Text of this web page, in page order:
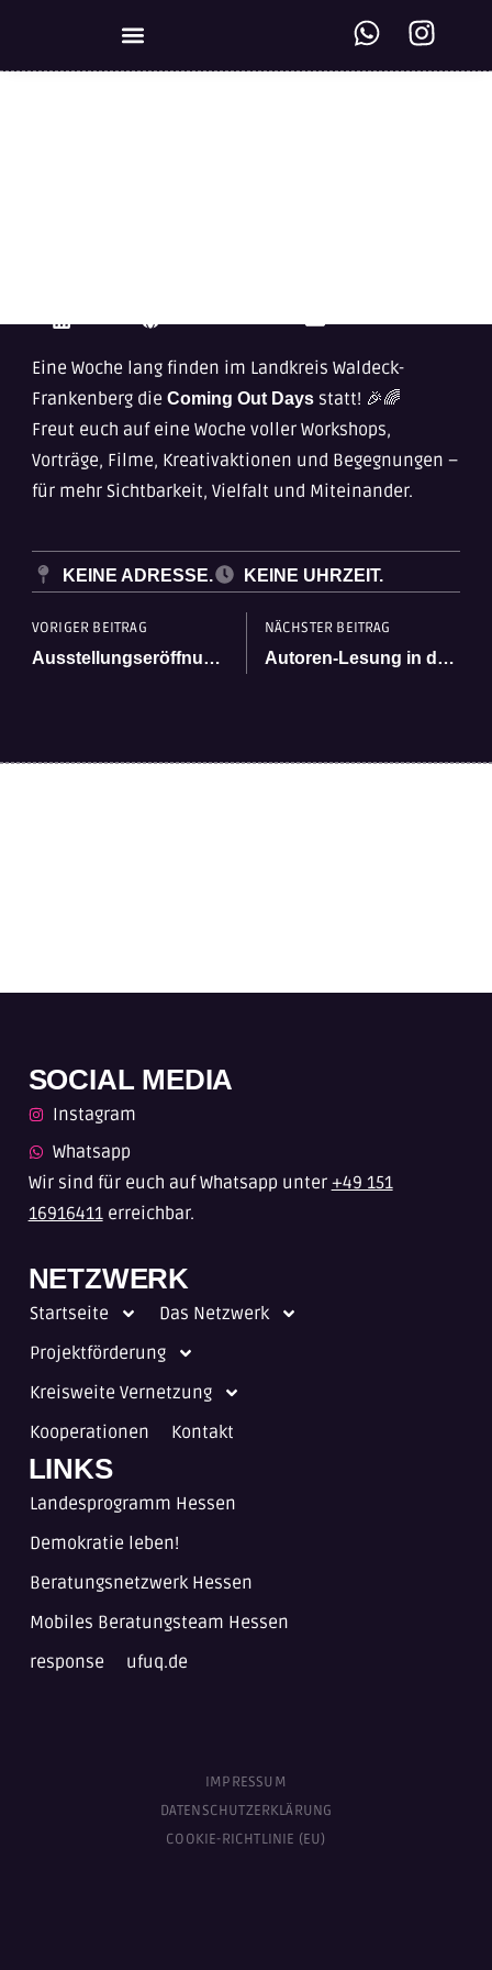
Eine Woche lang finden im Landkreis Waldeck-
Frankenberg die Coming Out Daysstatt! 🎉🌈
Freut euch auf eine Woche voller Workshops,
Vorträge, Filme, Kreativaktionen und Begegnungen –
für mehr Sichtbarkeit, Vielfalt und Miteinander.
KEINE ADRESSE. KEINE UHRZEIT.
VORIGER BEITRAG
Ausstellungseröffnung am Edersee
NÄCHSTER BEITRAG
Autoren-Lesung in der Stadtbücherei Korbach
LINKS
Landesprogramm Hessen
Demokratie leben!
Beratungsnetzwerk Hessen
Mobiles Beratungsteam Hessen
response
ufuq.de
NETZWERK
Startseite
Das Netzwerk
Projektförderung
Kreisweite Vernetzung
Kooperationen
Kontakt
SOCIAL MEDIA
Instagram
Whatsapp
Wir sind für euch auf Whatsapp unter +49 151
16916411erreichbar.
IMPRESSUM
DATENSCHUTZERKLÄRUNG
COOKIE-RICHTLINIE (EU)